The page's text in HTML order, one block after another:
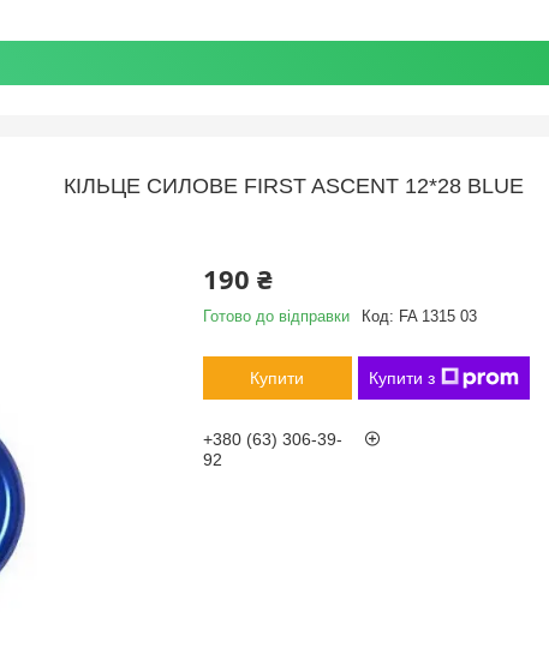
КІЛЬЦЕ СИЛОВЕ FIRST ASCENT 12*28 BLUE
190 ₴
Готово до відправки Код: FA 1315 03
Купити Купити з
+380 (63) 306-39-
92